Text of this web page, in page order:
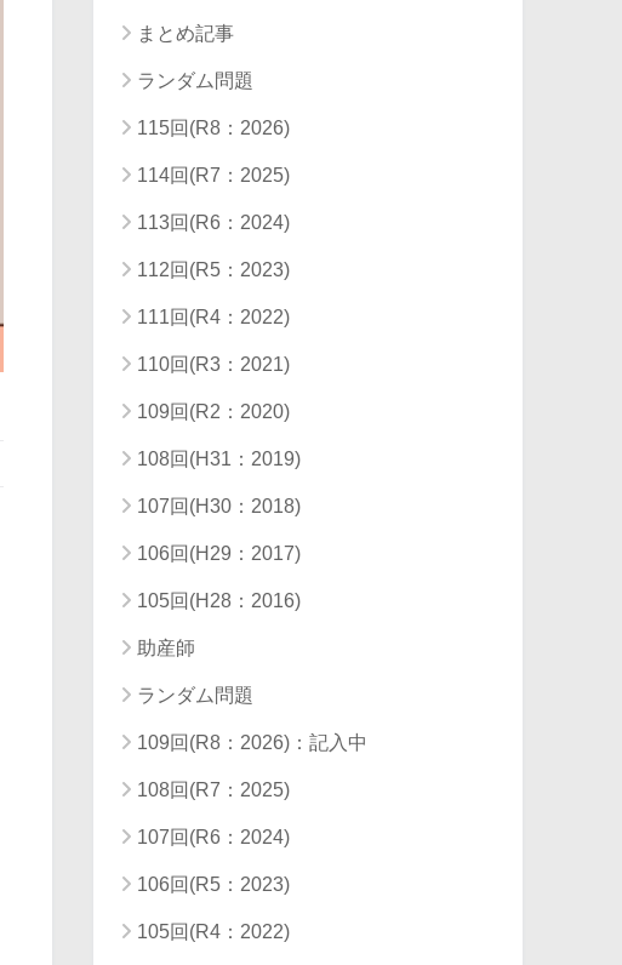
まとめ記事
ランダム問題
115回(R8：2026)
114回(R7：2025)
113回(R6：2024)
112回(R5：2023)
111回(R4：2022)
110回(R3：2021)
109回(R2：2020)
108回(H31：2019)
107回(H30：2018)
106回(H29：2017)
105回(H28：2016)
助産師
ランダム問題
109回(R8：2026)：記入中
108回(R7：2025)
107回(R6：2024)
106回(R5：2023)
105回(R4：2022)